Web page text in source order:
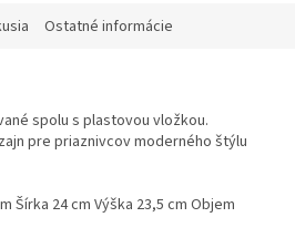
Ostatné informácie
spolu s plastovou vložkou.
pre priaznivcov moderného štýlu
Šírka 24 cm Výška 23,5 cm Objem